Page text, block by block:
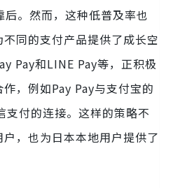
。然而，这种低普及率也
同的支付产品提供了成长空
Pay和LINE Pay等，正积极
，例如Pay Pay与支付宝的
支付的连接。这样的策略不
，也为日本本地用户提供了